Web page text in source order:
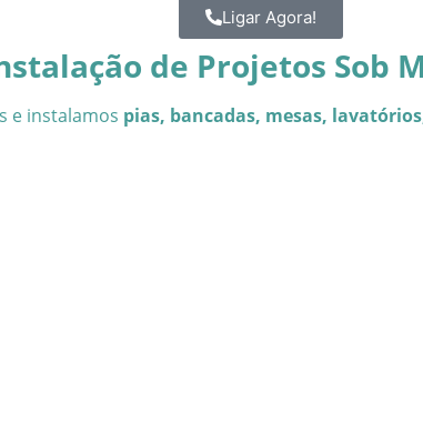
Ligar Agora!
de Projetos Sob
e instalamos pias, bancadas, mesas,